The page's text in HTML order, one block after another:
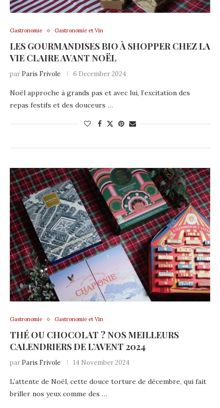
Gastronomie Gastronomie et Vin
LES GOURMANDISES BIO À SHOPPER CHEZ LA
VIE CLAIRE AVANT NOËL
par Paris Frivole 6 December 2024
Noël approche à grands pas et avec lui, l’excitation des
repas festifs et des douceurs …
Gastronomie Gastronomie et Vin
THÉ OU CHOCOLAT ? NOS MEILLEURS
CALENDRIERS DE L’AVENT 2024
par Paris Frivole 14 November 2024
L’attente de Noël, cette douce torture de décembre, qui fait
briller nos yeux comme des …